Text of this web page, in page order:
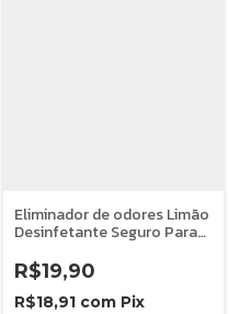
Eliminador de odores Limão
Desinfetante Seguro Para
R$19,90
R$18,91 com Pix